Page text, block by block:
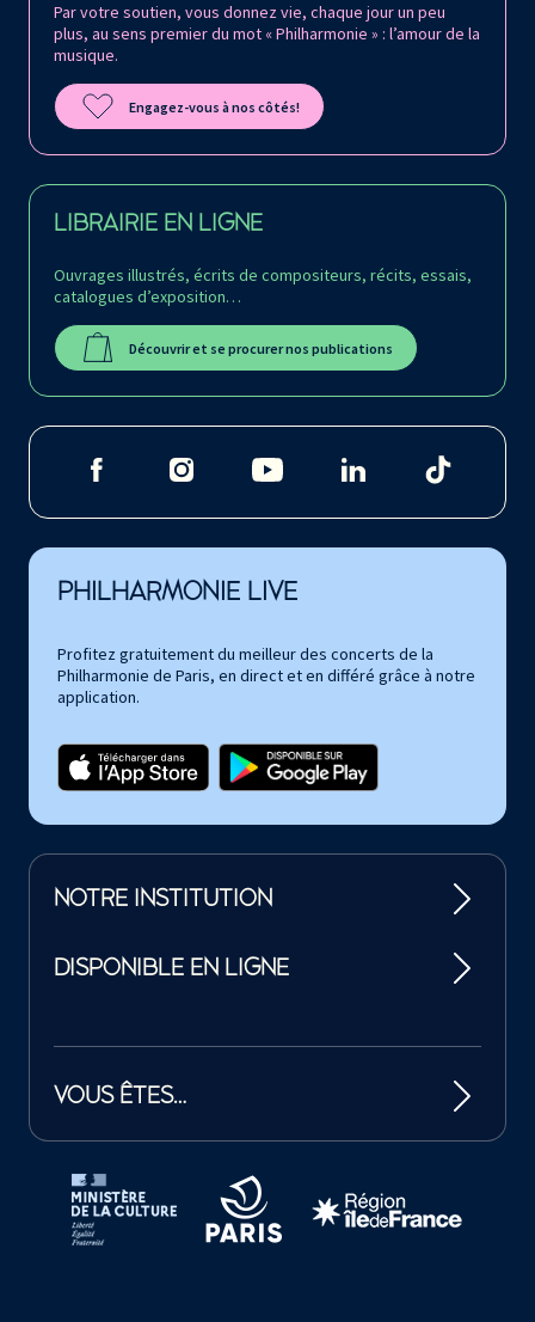
Par votre soutien, vous donnez vie, chaque jour un peu
plus, au sens premier du mot « Philharmonie » : l’amour de la
musique.
Engagez-vous à nos côtés!
LIBRAIRIE EN LIGNE
Ouvrages illustrés, écrits de compositeurs, récits, essais,
catalogues d’exposition…
Découvrir et se procurer nos publications
PHILHARMONIE LIVE
Profitez gratuitement du meilleur des concerts de la
Philharmonie de Paris, en direct et en différé grâce à notre
application.
NOTRE INSTITUTION
DISPONIBLE EN LIGNE
VOUS ÊTES…
Tutelles et mécènes de la Philharmonie de Paris